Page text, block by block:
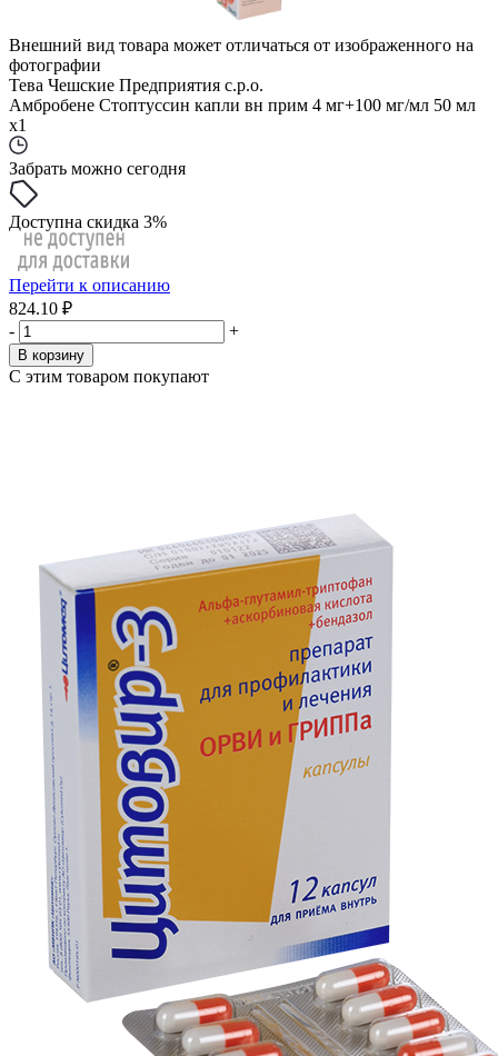
Внешний вид товара может отличаться от изображенного на
фотографии
Тева Чешские Предприятия с.р.о.
Амбробене Стоптуссин капли вн прим 4 мг+100 мг/мл 50 мл
x1
Забрать можно сегодня
Доступна скидка 3%
Перейти к описанию
824.10 ₽
-
+
В корзину
С этим товаром покупают